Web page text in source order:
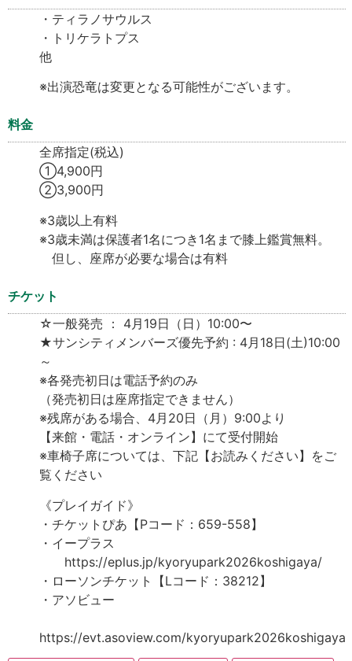
・ティラノサウルス
・トリケラトプス
他
※出演恐竜は変更となる可能性がございます。
料金
全席指定(税込)
①4,900円
②3,900円
※3歳以上有料
※3歳未満は保護者1名につき1名まで膝上鑑賞無料。
但し、座席が必要な場合は有料
チケット
☆一般発売 ： 4月19日（日）10:00〜
★サンシティメンバーズ優先予約 : 4月18日(土)10:00
～
※各発売初日は電話予約のみ
（発売初日は座席指定できません）
※残席がある場合、4月20日（月）9:00より
【来館・電話・オンライン】にて受付開始
※車椅子席については、下記【お読みください】をご
覧ください
《プレイガイド》
・チケットぴあ【Pコード：659-558】
・イープラス
https://eplus.jp/kyoryupark2026koshigaya/
・ローソンチケット【Lコード：38212】
・アソビュー
https://evt.asoview.com/kyoryupark2026koshigaya